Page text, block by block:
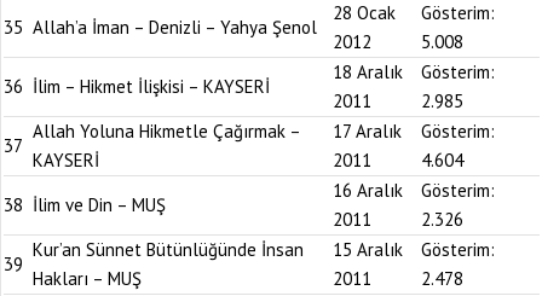
35 Allah’a İman – Denizli – Yahya Şenol
28 Ocak
2012
Gösterim:
5.008
36 İlim – Hikmet İlişkisi – KAYSERİ
18 Aralık
2011
Gösterim:
2.985
37
Allah Yoluna Hikmetle Çağırmak –
KAYSERİ
17 Aralık
2011
Gösterim:
4.604
38 İlim ve Din – MUŞ
16 Aralık
2011
Gösterim:
2.326
39
Kur’an Sünnet Bütünlüğünde İnsan
Hakları – MUŞ
15 Aralık
2011
Gösterim:
2.478